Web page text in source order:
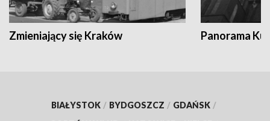
Zmieniający się Kraków Panorama
BIAŁYSTOK / BYDGOSZCZ / GDAŃSK /